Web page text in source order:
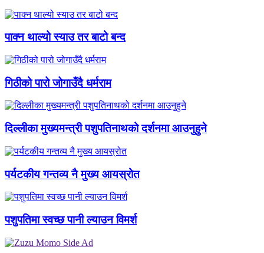
पाक्न थाल्यो स्याउ तर बाटो बन्द
गिठीको पारो जोगाउँदै धर्मराम
दिल्लीका मुख्यमन्त्री पशुपतिनाथको दर्शनमा आउनुहुने
पर्यटकीय गन्तव्य नै मुख्य आयस्रोत
पशुपतिमा स्वच्छ पानी ल्याउन विमर्श